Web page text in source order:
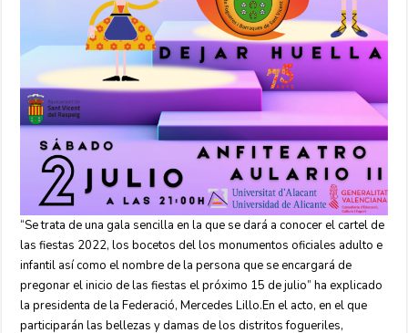
“Se trata de una gala sencilla en la que se dará a conocer el cartel de
las fiestas 2022, los bocetos del los monumentos oficiales adulto e
infantil así como el nombre de la persona que se encargará de
pregonar el inicio de las fiestas el próximo 15 de julio” ha explicado
la presidenta de la Federació, Mercedes Lillo.En el acto, en el que
participarán las bellezas y damas de los distritos fogueriles,